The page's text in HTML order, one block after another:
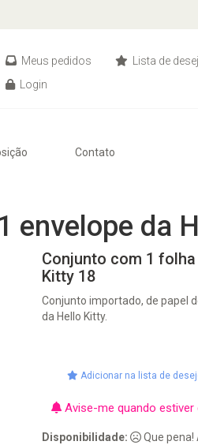
Meus pedidos Lista de
Login
Contato
envelope da
Conjunto com 1
Kitty 18
Conjunto importado, de papel
da Hello Kitty.
Adicionar na lista de
Avise-me quando estiver
Disponibilidade:
Que pena!